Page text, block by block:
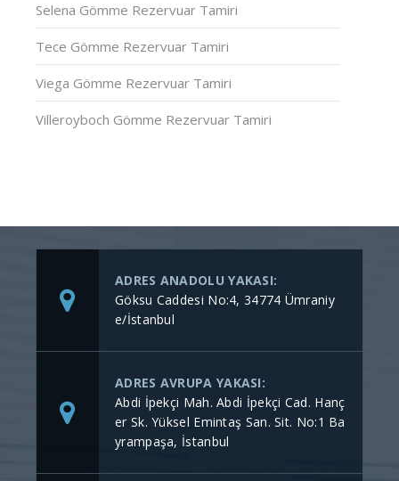
Selena Gömme Rezervuar Tamiri
Tece Gömme Rezervuar Tamiri
Viega Gömme Rezervuar Tamiri
Villeroyboch Gömme Rezervuar Tamiri
ADRES ANADOLU YAKASI:
Göksu Caddesi No:4, 34774 Ümraniy
e/İstanbul
ADRES AVRUPA YAKASI:
Abdi İpekçi Mah. Abdi İpekçi Cad. Hanç
er Sk. Yüksel Emintaş San. Sit. No:1 Ba
yrampaşa, İstanbul